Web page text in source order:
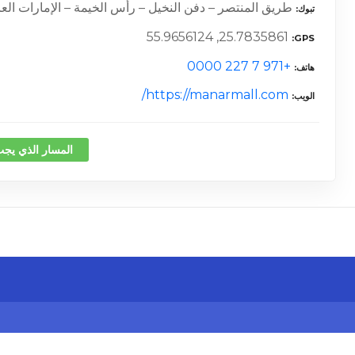
تبوك طريق المنتصر – دفن النخيل – رأس الخيمة – الإمارات
GPS
25.7835861, 55.9656124
هاتف +971 7 227 0000
الويب https://manarmall.com/
المسار الذي